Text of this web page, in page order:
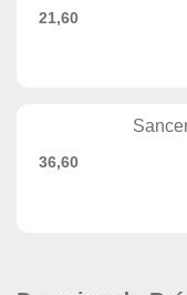
21,60
36,60